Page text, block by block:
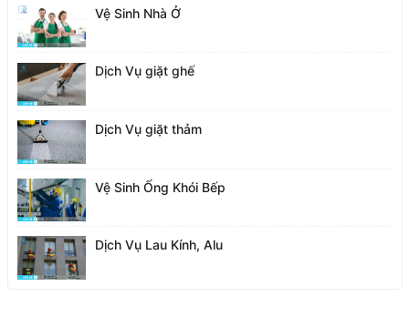
Vệ Sinh Nhà Ở
Dịch Vụ giặt ghế
Dịch Vụ giặt thảm
Vệ Sinh Ống Khói Bếp
Dịch Vụ Lau Kính, Alu